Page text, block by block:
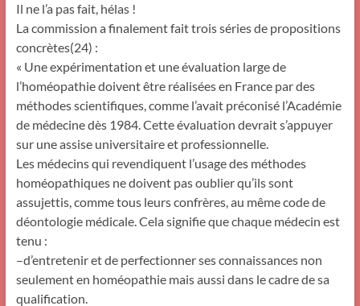
Il ne l’a pas fait, hélas !
La commission a finalement fait trois séries de propositions
concrètes(24) :
« Une expérimentation et une évaluation large de
l’homéopathie doivent être réalisées en France par des
méthodes scientifiques, comme l’avait préconisé l’Académie
de médecine dès 1984. Cette évaluation devrait s’appuyer
sur une assise universitaire et professionnelle.
Les médecins qui revendiquent l’usage des méthodes
homéopathiques ne doivent pas oublier qu’ils sont
assujettis, comme tous leurs confrères, au même code de
déontologie médicale. Cela signifie que chaque médecin est
tenu :
–d’entretenir et de perfectionner ses connaissances non
seulement en homéopathie mais aussi dans le cadre de sa
qualification.